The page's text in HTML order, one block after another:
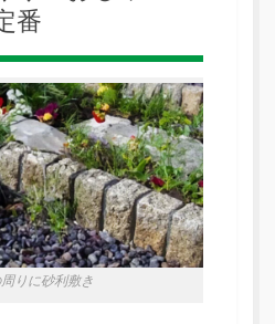
番
りに砂利敷き